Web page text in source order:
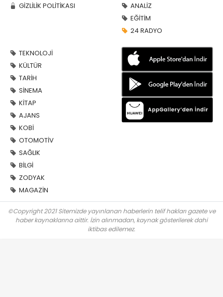
GİZLİLİK POLİTİKASI
ANALİZ
EĞİTİM
24 RADYO
TEKNOLOJİ
KÜLTÜR
TARİH
SİNEMA
KİTAP
AJANS
KOBİ
OTOMOTİV
SAĞLIK
BİLGİ
ZODYAK
MAGAZİN
©Copyright 2021 Sitemizde yayınlanan haberlerin telif hakları gazete ve
haber kaynaklarına aittir. İzin alınmadan, kaynak gösterilerek dahi
iktibas edilemez.